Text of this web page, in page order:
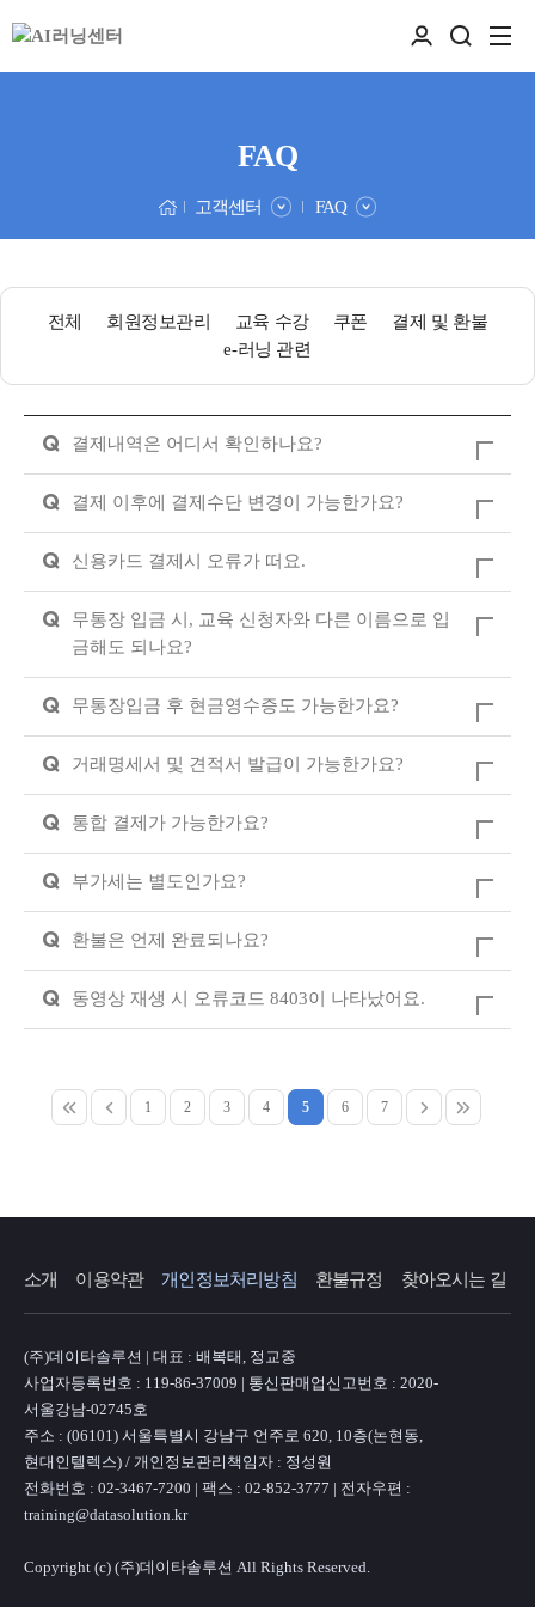
FAQ
고객센터 FAQ
전체 회원정보관리 교육 수강 쿠폰
결제 및 환불
e-러닝 관련
Q 결제내역은 어디서 확인하나요?
Q 결제 이후에 결제수단 변경이 가능한가요?
Q 신용카드 결제시 오류가 떠요.
Q
무통장 입금 시, 교육 신청자와 다른 이름으로 입
금해도 되나요?
Q 무통장입금 후 현금영수증도 가능한가요?
Q 거래명세서 및 견적서 발급이 가능한가요?
Q 통합 결제가 가능한가요?
Q 부가세는 별도인가요?
Q 환불은 언제 완료되나요?
Q 동영상 재생 시 오류코드 8403이 나타났어요.
1 2 3 4 5 6 7
소개 이용약관 개인정보처리방침 환불규정 찾아오시는 길
(주)데이타솔루션 | 대표 : 배복태, 정교중
사업자등록번호 : 119-86-37009 | 통신판매업신고번호 : 2020-
서울강남-02745호
주소 : (06101) 서울특별시 강남구 언주로 620, 10층(논현동,
현대인텔렉스) / 개인정보관리책임자 : 정성원
전화번호 : 02-3467-7200 | 팩스 : 02-852-3777 | 전자우편 :
training@datasolution.kr
Copyright (c) (주)데이타솔루션 All Rights Reserved.